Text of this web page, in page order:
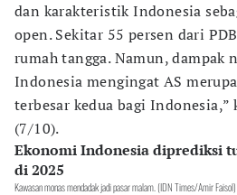
dan karakteristik Indonesia
open. Sekitar 55 persen dari
rumah tangga. Namun, dampak
Indonesia mengingat AS
terbesar kedua bagi Indonesia,”
(7/10).
Ekonomi Indonesia diprediksi
di 2025
Kawasan monas mendadak jadi pasar malam. (IDN Times/Amir Faisol)